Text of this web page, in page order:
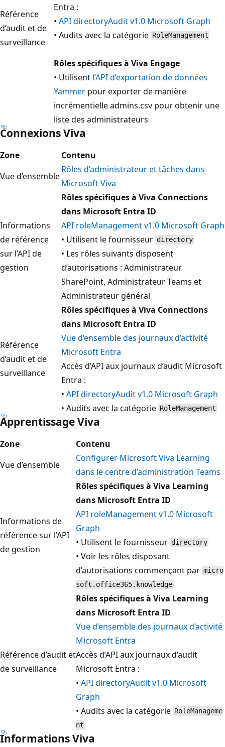
Référence
d’audit et de
surveillance
Entra :
• API directoryAudit v1.0 Microsoft Graph
• Audits avec la catégorie RoleManagement
Rôles spécifiques à Viva Engage
• Utilisent l’API d’exportation de données
Yammer pour exporter de manière
incrémentielle admins.csv pour obtenir une
liste des administrateurs
Connexions Viva
Zone
Contenu
Vue d’ensemble
Rôles d’administrateur et tâches dans
Microsoft Viva
Informations
de référence
sur l’API de
gestion
Rôles spécifiques à Viva Connections
dans Microsoft Entra ID
API roleManagement v1.0 Microsoft Graph
• Utilisent le fournisseur directory
• Les rôles suivants disposent
d’autorisations : Administrateur
SharePoint, Administrateur Teams et
Administrateur général
Référence
d’audit et de
surveillance
Rôles spécifiques à Viva Connections
dans Microsoft Entra ID
Vue d’ensemble des journaux d’activité
Microsoft Entra
Accès d’API aux journaux d’audit Microsoft
Entra :
• API directoryAudit v1.0 Microsoft Graph
• Audits avec la catégorie RoleManagement
Apprentissage Viva
Zone
Contenu
Vue d’ensemble
Configurer Microsoft Viva Learning
dans le centre d’administration Teams
Informations de
référence sur l’API
de gestion
Rôles spécifiques à Viva Learning
dans Microsoft Entra ID
API roleManagement v1.0 Microsoft
Graph
• Utilisent le fournisseur directory
• Voir les rôles disposant
d’autorisations commençant par micro
soft.office365.knowledge
Référence d’audit et
de surveillance
Rôles spécifiques à Viva Learning
dans Microsoft Entra ID
Vue d’ensemble des journaux d’activité
Microsoft Entra
Accès d’API aux journaux d’audit
Microsoft Entra :
• API directoryAudit v1.0 Microsoft
Graph
• Audits avec la catégorie RoleManageme
nt
Informations Viva